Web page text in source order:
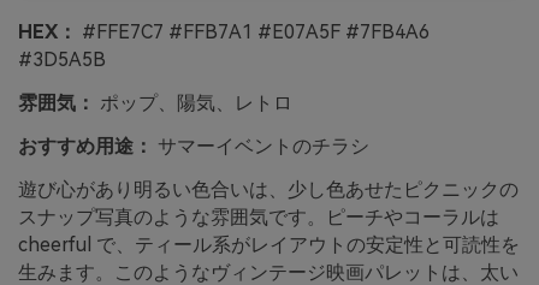
HEX： #FFE7C7 #FFB7A1 #E07A5F #7FB4A6
#3D5A5B
雰囲気： ポップ、陽気、レトロ
おすすめ用途： サマーイベントのチラシ
遊び心があり明るい色合いは、少し色あせたピクニックの
スナップ写真のような雰囲気です。ピーチやコーラルは
cheerful で、ティール系がレイアウトの安定性と可読性を
生みます。このようなヴィンテージ映画パレットは、太い